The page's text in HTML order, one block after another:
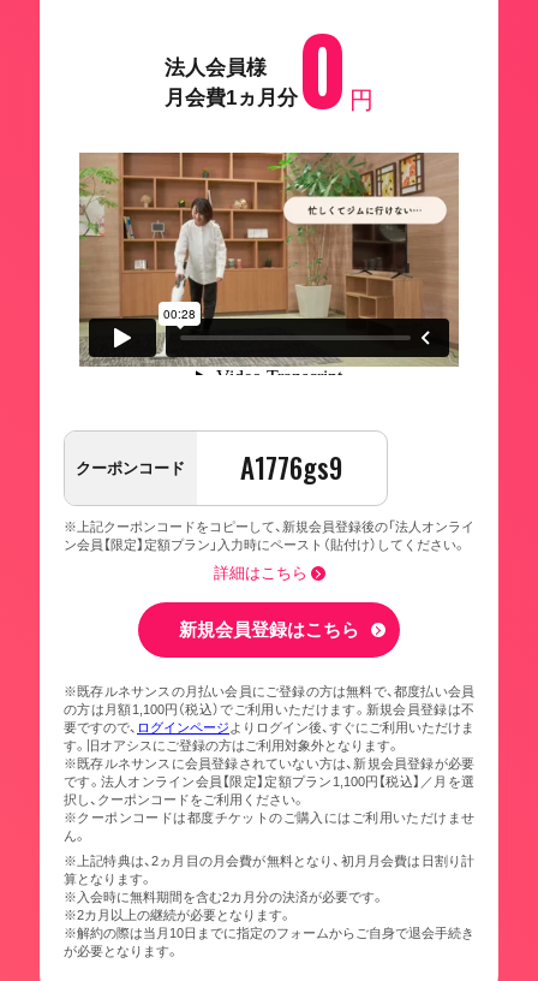
法人会員様
月会費1ヵ月分0 円
クーポンコード A1776gs9
※上記クーポンコードをコピーして、新規会員登録後の「法人オンライ
ン会員【限定】定額プラン」入力時にペースト（貼付け）してください。
詳細はこちら
新規会員登録はこちら
※既存ルネサンスの月払い会員にご登録の方は無料で、都度払い会員
の方は月額1,100円（税込）でご利用いただけます。新規会員登録は不
要ですので、 ログインページ よりログイン後、すぐにご利用いただけま
す。旧オアシスにご登録の方はご利用対象外となります。
※既存ルネサンスに会員登録されていない方は、新規会員登録が必要
です。法人オンライン会員【限定】定額プラン1,100円【税込】／月を選
択し、クーポンコードをご利用ください。
※クーポンコードは都度チケットのご購入にはご利用いただけませ
ん。
※上記特典は、2ヵ月目の月会費が無料となり、初月月会費は日割り計
算となります。
※入会時に無料期間を含む2カ月分の決済が必要です。
※2カ月以上の継続が必要となります。
※解約の際は当月10日までに指定のフォームからご自身で退会手続き
が必要となります。